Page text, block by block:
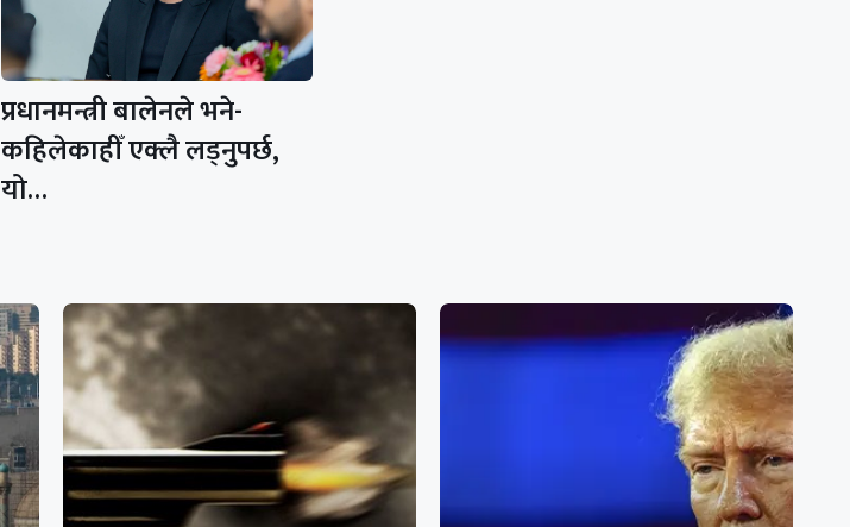
प्रधानमन्त्री बालेनले भने-
कहिलेकाहीँ एक्लै लड्नुपर्छ,
यो…